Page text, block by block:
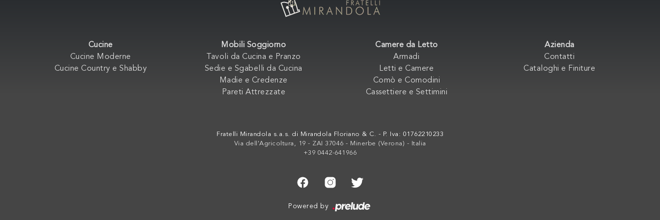
Cucine
Cucine Moderne
Cucine Country e Shabby
Mobili Soggiorno
Tavoli da Cucina e Pranzo
Sedie e Sgabelli da Cucina
Madie e Credenze
Pareti Attrezzate
Camere da Letto
Armadi
Letti e Camere
Comò e Comodini
Cassettiere e Settimini
Azienda
Contatti
Cataloghi e Finiture
Fratelli Mirandola s.a.s. di Mirandola Floriano & C. - P. Iva: 01762210233
Via dell'Agricoltura, 19 - ZAI 37046 - Minerbe (Verona) - Italia
+39 0442-641966
Powered by